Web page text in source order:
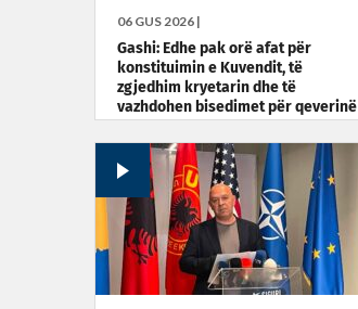
06 GUS 2026 |
Gashi: Edhe pak orë afat për
konstituimin e Kuvendit, të
zgjedhim kryetarin dhe të
vazhdohen bisedimet për qeverinë